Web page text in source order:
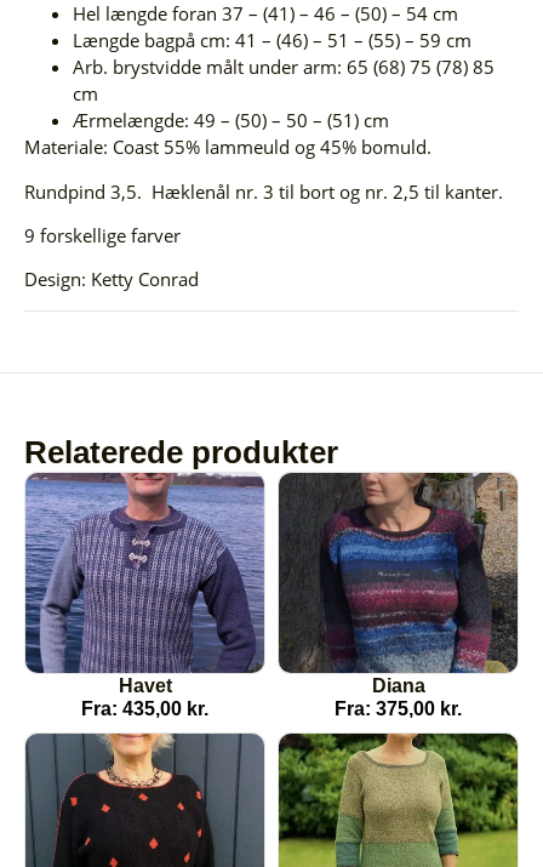
Hel længde foran 37 – (41) – 46 – (50) – 54 cm
Længde bagpå cm: 41 – (46) – 51 – (55) – 59 cm
Arb. brystvidde målt under arm: 65 (68) 75 (78) 85
cm
Ærmelængde: 49 – (50) – 50 – (51) cm
Materiale: Coast 55% lammeuld og 45% bomuld.
Rundpind 3,5. Hæklenål nr. 3 til bort og nr. 2,5 til kanter.
9 forskellige farver
Design: Ketty Conrad
Relaterede produkter
Havet
Fra: 435,00 kr.
Diana
Fra: 375,00 kr.